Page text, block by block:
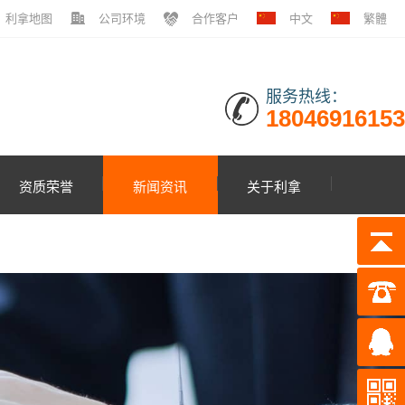
利拿地图 公司环境 合作客户 中文 繁體
服务热线：
18046916153
资质荣誉 新闻资讯 关于利拿